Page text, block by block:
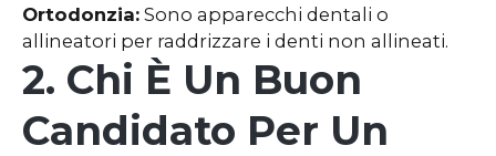
Ortodonzia: Sono apparecchi dentali o
allineatori per raddrizzare i denti non allineati.
2. Chi È Un Buon
Candidato Per Un